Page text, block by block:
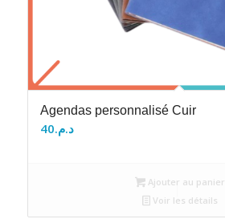
Agendas personnalisé Cuir
د.م.40
Ajouter au panier
Voir les détails